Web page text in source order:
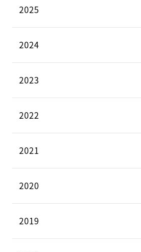
2025
2024
2023
2022
2021
2020
2019